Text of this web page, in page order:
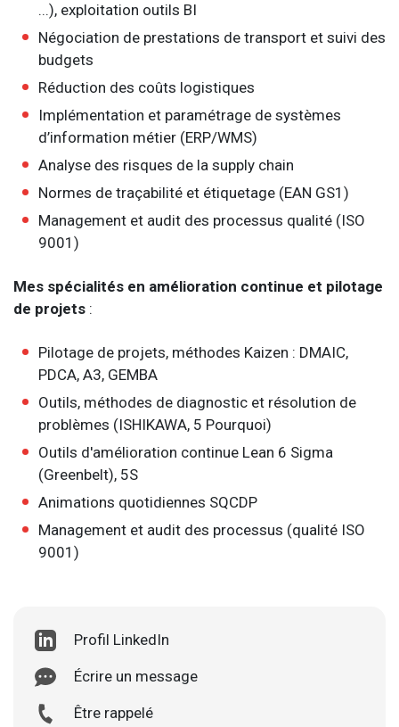
...), exploitation outils BI
Négociation de prestations de transport et suivi des
budgets
Réduction des coûts logistiques
Implémentation et paramétrage de systèmes
d’information métier (ERP/WMS)
Analyse des risques de la supply chain
Normes de traçabilité et étiquetage (EAN GS1)
Management et audit des processus qualité (ISO
9001)
Mes spécialités en amélioration continue et pilotage
de projets :
Pilotage de projets, méthodes Kaizen : DMAIC,
PDCA, A3, GEMBA
Outils, méthodes de diagnostic et résolution de
problèmes (ISHIKAWA, 5 Pourquoi)
Outils d'amélioration continue Lean 6 Sigma
(Greenbelt), 5S
Animations quotidiennes SQCDP
Management et audit des processus (qualité ISO
9001)
Profil LinkedIn
Écrire un message
Être rappelé